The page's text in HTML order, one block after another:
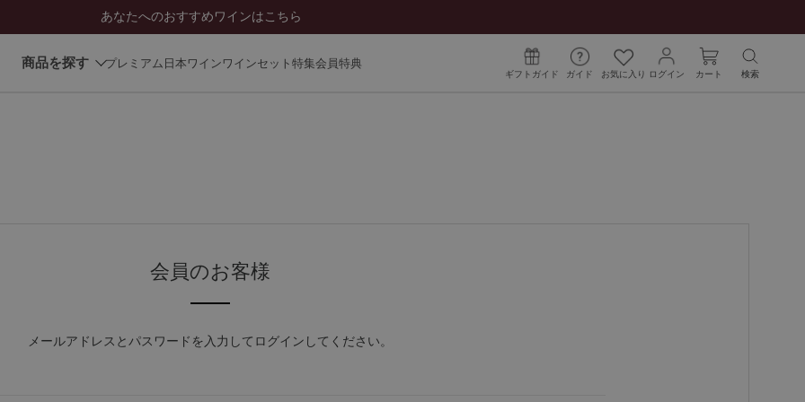
あなたへのおすすめワインはこちら
商品を探す プレミアム日本ワインワインセット 特集会員特典
ギフトガイド ガイド お気に入り ログイン カート 検索
会員のお客様
メールアドレスとパスワードを入力してログインしてください。